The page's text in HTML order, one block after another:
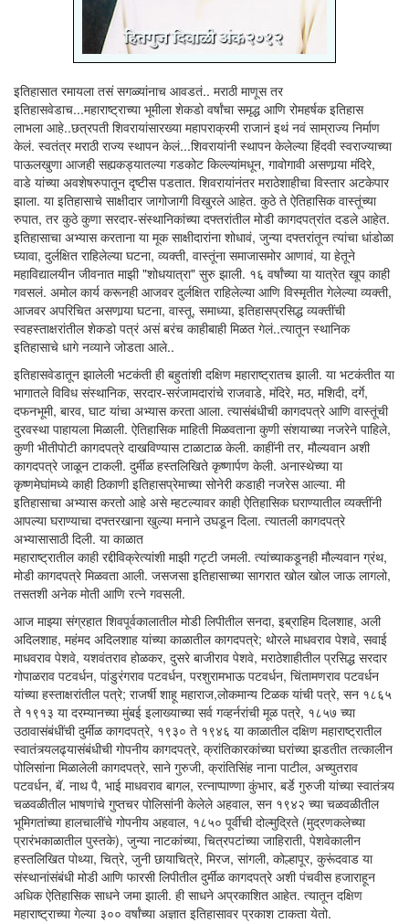
इतिहासात रमायला तसं सगळ्यांनाच आवडतं.. मराठी माणूस तर
इतिहासवेडाच...महाराष्ट्राच्या भूमीला शेकडो वर्षांचा समृद्ध आणि रोमहर्षक इतिहास
लाभला आहे..छत्रपती शिवरायांसारख्या महापराक्रमी राजानं इथं नवं साम्राज्य निर्माण
केलं. स्वतंत्र मराठी राज्य स्थापन केलं...शिवरायांनी स्थापन केलेल्या हिंदवी स्वराज्याच्या
पाऊलखुणा आजही सह्यकड्यातल्या गडकोट किल्ल्यांमधून, गावोगावी असणार्‍या मंदिरे,
वाडे यांच्या अवशेषरुपातून दृष्टीस पडतात. शिवरायांनंतर मराठेशाहीचा विस्तार अटकेपार
झाला. या इतिहासाचे साक्षीदार जागोजागी विखुरले आहेत. कुठे ते ऐतिहासिक वास्तूंच्या
रुपात, तर कुठे कुणा सरदार-संस्थानिकांच्या दफ्तरांतील मोडी कागदपत्रांत दडले आहेत.
इतिहासाचा अभ्यास करताना या मूक साक्षीदारांना शोधावं, जुन्या दफ्तरांतून त्यांचा धांडोळा
घ्यावा, दुर्लक्षित राहिलेल्या घटना, व्यक्ती, वास्तूंना समाजासमोर आणावं, या हेतूने
महाविद्यालयीन जीवनात माझी "शोधयात्रा" सुरु झाली. १६ वर्षांच्या या यात्रेत खूप काही
गवसलं. अमोल कार्य करूनही आजवर दुर्लक्षित राहिलेल्या आणि विस्मृतीत गेलेल्या व्यक्ती,
आजवर अपरिचित असणार्‍या घटना, वास्तू, समाध्या, इतिहासप्रसिद्ध व्यक्तींची
स्वहस्ताक्षरांतील शेकडो पत्रं असं बरंच काहीबाही मिळत गेलं..त्यातून स्थानिक
इतिहासाचे धागे नव्याने जोडता आले..
इतिहासवेडातून झालेली भटकंती ही बहुतांशी दक्षिण महाराष्ट्रातच झाली. या भटकंतीत या
भागातले विविध संस्थानिक, सरदार-सरंजामदारांचे राजवाडे, मंदिरे, मठ, मशिदी, दर्गे,
दफनभूमी, बारव, घाट यांचा अभ्यास करता आला. त्यासंबंधीची कागदपत्रे आणि वास्तूंची
दुरवस्था पाहायला मिळाली. ऐतिहासिक माहिती मिळवताना कुणी संशयाच्या नजरेने पाहिले,
कुणी भीतीपोटी कागदपत्रे दाखविण्यास टाळाटाळ केली. काहींनी तर, मौल्यवान अशी
कागदपत्रे जाळून टाकली. दुर्मीळ हस्तलिखिते कृष्णार्पण केली. अनास्थेच्या या
कृष्णमेघांमध्ये काही ठिकाणी इतिहासप्रेमाच्या सोनेरी कडाही नजरेस आल्या. मी
इतिहासाचा अभ्यास करतो आहे असे म्हटल्यावर काही ऐतिहासिक घराण्यातील व्यक्तींनी
आपल्या घराण्याचा दफ्तरखाना खुल्या मनाने उघडून दिला. त्यातली कागदपत्रे
अभ्यासासाठी दिली. या काळात
महाराष्ट्रातील काही रद्दीविक्रेत्यांशी माझी गट्टी जमली. त्यांच्याकडूनही मौल्यवान ग्रंथ,
मोडी कागदपत्रे मिळवता आली. जसजसा इतिहासाच्या सागरात खोल खोल जाऊ लागलो,
तसतशी अनेक मोती आणि रत्ने गवसली.
आज माझ्या संग्रहात शिवपूर्वकालातील मोडी लिपीतील सनदा, इब्राहिम दिलशाह, अली
अदिलशाह, महंमद अदिलशाह यांच्या काळातील कागदपत्रे; थोरले माधवराव पेशवे, सवाई
माधवराव पेशवे, यशवंतराव होळकर, दुसरे बाजीराव पेशवे, मराठेशाहीतील प्रसिद्ध सरदार
गोपाळराव पटवर्धन, पांडुरंगराव पटवर्धन, परशुरामभाऊ पटवर्धन, चिंतामणराव पटवर्धन
यांच्या हस्ताक्षरांतील पत्रे; राजर्षी शाहू महाराज,लोकमान्य टिळक यांची पत्रे, सन १८६५
ते १९१३ या दरम्यानच्या मुंबई इलाख्याच्या सर्व गव्हर्नरांची मूळ पत्रे, १८५७ च्या
उठावासंबंधींची दुर्मीळ कागदपत्रे, १९३० ते १९४६ या काळातील दक्षिण महाराष्ट्रातील
स्वातंत्र्यलढ्यासंबंधीची गोपनीय कागदपत्रे, क्रांतिकारकांच्या घरांच्या झडतीत तत्कालीन
पोलिसांना मिळालेली कागदपत्रे, साने गुरुजी, क्रांतिसिंह नाना पाटील, अच्युतराव
पटवर्धन, बॅ. नाथ पै, भाई माधवराव बागल, रत्नाप्पाण्णा कुंभार, बर्डे गुरुजी यांच्या स्वातंत्र्य
चळवळीतील भाषणांचे गुप्तचर पोलिसांनी केलेले अहवाल, सन १९४२ च्या चळवळीतील
भूमिगतांच्या हालचालींचे गोपनीय अहवाल, १८५० पूर्वीची दोल्मुद्रिते (मुद्रणकलेच्या
प्रारंभकाळातील पुस्तके), जुन्या नाटकांच्या, चित्रपटांच्या जाहिराती, पेशवेकालीन
हस्तलिखित पोथ्या, चित्रे, जुनी छायाचित्रे, मिरज, सांगली, कोल्हापूर, कुरूंदवाड या
संस्थानांसंबंधी मोडी आणि फारसी लिपीतील दुर्मीळ कागदपत्रे अशी पंचवीस हजाराहून
अधिक ऐतिहासिक साधने जमा झाली. ही साधने अप्रकाशित आहेत. त्यातून दक्षिण
महाराष्ट्राच्या गेल्या ३०० वर्षांच्या अज्ञात इतिहासावर प्रकाश टाकता येतो.